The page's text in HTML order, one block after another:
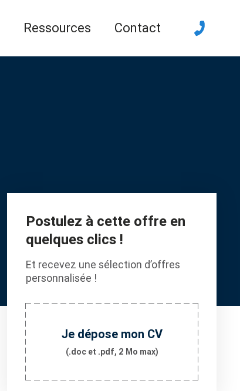
Ressources Contact
Postulez à cette offre en
quelques clics !
Et recevez une sélection d’offres
personnalisée !
Je dépose mon CV
(.doc et .pdf, 2 Mo max)